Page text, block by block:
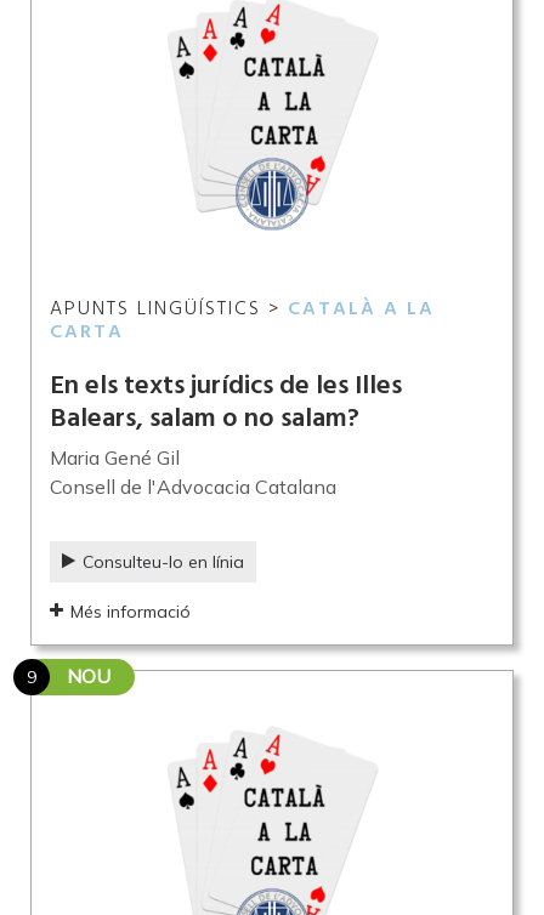
APUNTS LINGÜÍSTICS > CATALÀ A LA
CARTA
En els texts jurídics de les Illes
Balears, salam o no salam?
Maria Gené Gil
Consell de l'Advocacia Catalana
Consulteu-lo en línia
Més informació
9 NOU